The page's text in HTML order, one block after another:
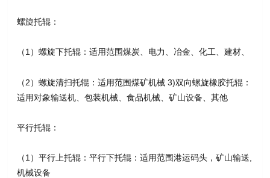
螺旋托辊：
（1）螺旋下托辊：适用范围煤炭、电力、冶金、化工、建材、
（2）螺旋清扫托辊：适用范围煤矿机械 3)双向螺旋橡胶托辊：
适用对象输送机、包装机械、食品机械、矿山设备、其他
平行托辊：
（1）平行上托辊：平行下托辊：适用范围港运码头，矿山输送,
机械设备